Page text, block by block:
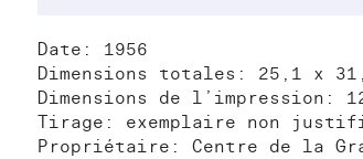
Date: 1956
Dimensions totales: 25,1 x
Dimensions de l’impression:
Tirage: exemplaire non
Propriétaire: Centre de la